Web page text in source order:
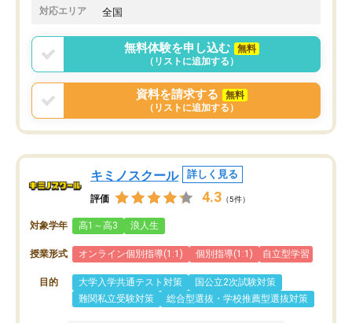
でした。
言う事で講師変更の申し出があり、あ
まりに短期での変更だった為、塾に通
う事にして退会しました。遅れも取り
戻せ、授業内容や講師の方は良かった
と思います。
対応エリア 全国
無料体験を申し込む
無料
（リストに追加する）
資料を請求する
無料
（リストに追加する）
キミノスクール 詳しく見る
評価 4.3 （5件）
対象学年 高1～高3 浪人生
授業形式 オンライン個別指導(1:1) 個別指導(1:1) 自立型学習
目的 大学入学共通テスト対策
国公立2次試験対策
難関私立受験対策
総合型選抜・学校推薦型選抜対策